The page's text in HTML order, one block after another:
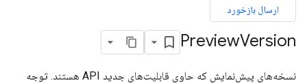
ارسال بازخورد
PreviewVersion
نسخه‌های پیش‌نمایش که حاوی قابلیت‌های جدید API هستند. توجه